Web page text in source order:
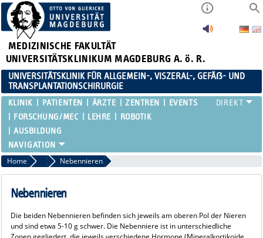
MEDIZINISCHE FAKULTÄT
UNIVERSITÄTSKLINIKUM MAGDEBURG A. ö. R.
UNIVERSITÄTSKLINIK FÜR ALLGEMEIN-, VISZERAL-, GEFÄẞ- UND
TRANSPLANTATIONSCHIRURGIE
KLINIK PATIENTEN ÄRZTE ZENTREN
EVENTS
FORSCHUNG/MEC
LEHRE
ROBOTIK
AUSBILDUNG
Home Endokrine Chirurgie
Nebennieren
Nebennieren
Die beiden Nebennieren befinden sich jeweils am oberen Pol der Nieren
und sind etwa 5-10 g schwer. Die Nebenniere ist in unterschiedliche